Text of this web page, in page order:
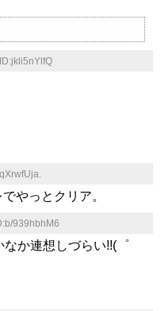
ID:jkli5nYlfQ
やっとクリア。
939hbhM6
か連想しづらい!!(゜